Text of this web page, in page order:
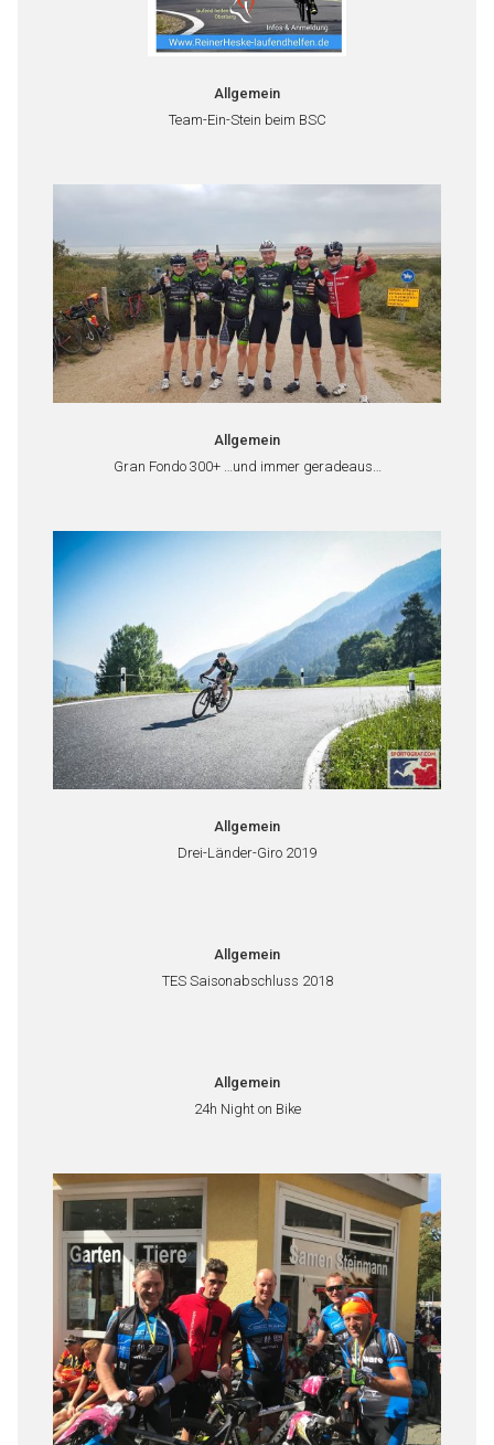
Allgemein
Team-Ein-Stein beim BSC
Allgemein
Gran Fondo 300+ …und immer geradeaus…
Allgemein
Drei-Länder-Giro 2019
Allgemein
TES Saisonabschluss 2018
Allgemein
24h Night on Bike